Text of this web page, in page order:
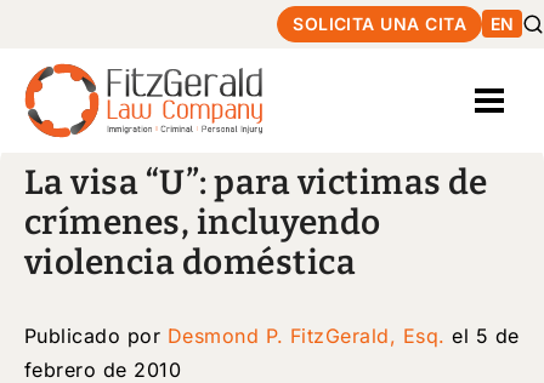
SOLICITA UNA CITA EN
La visa “U”: para victimas de
crímenes, incluyendo
violencia doméstica
Publicado por Desmond P. FitzGerald, Esq. el 5 de
febrero de 2010